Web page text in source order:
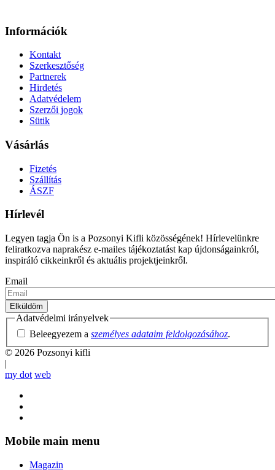
Információk
Kontakt
Szerkesztőség
Partnerek
Hirdetés
Adatvédelem
Szerzői jogok
Sütik
Vásárlás
Fizetés
Szállítás
ÁSZF
Hírlevél
Legyen tagja Ön is a Pozsonyi Kifli közösségének! Hírlevelünkre
feliratkozva naprakész e-mailes tájékoztatást kap újdonságainkról,
inspiráló cikkeinkről és aktuális projektjeinkről.
Email
Adatvédelmi irányelvek
Beleegyezem a személyes adataim feldolgozásához.
© 2026 Pozsonyi kifli
|
my dot web
Mobile main menu
Magazin